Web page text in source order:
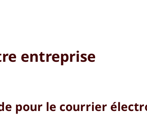
entreprise
pour le courrier